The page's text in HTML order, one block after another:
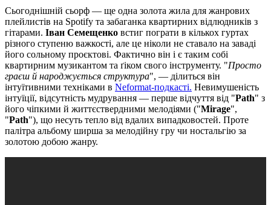
Сьогоднішній сьорф — ще одна золота жила для жанрових
плейлистів на Spotify та забаганка квартирних відлюдників з
гітарами. Іван Семещенко встиг пограти в кількох гуртах
різного ступеню важкості, але це ніколи не ставало на заваді
його сольному проєктові. Фактично він і є таким собі
квартирним музикантом та ґіком свого інструменту. "Просто
граєш й народжується структура", — ділиться він
інтуїтивними техніками в Neformat-подкасті. Невимушеність
інтуїції, відсутність мудрування — перше відчуття від "Path" з
його чіпкими й життєствердними мелодіями ("Mirage",
"Path"), що несуть тепло від вдалих випадковостей. Проте
палітра альбому ширша за мелодійну гру чи ностальгію за
золотою добою жанру.